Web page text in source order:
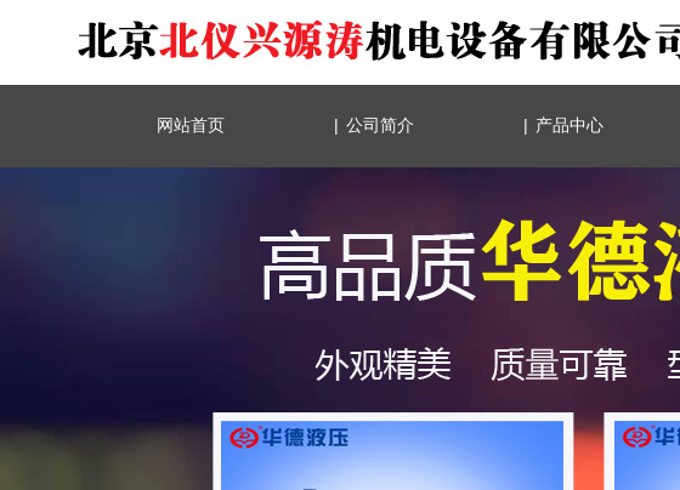
网站首页 | 公司简介 | 产品中心